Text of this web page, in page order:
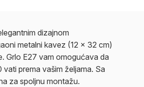
dizajnom
metalni kavez (12 x 32 cm)
Grlo E27 vam omogućava da
prema vašim željama. Sa
za spoljnu montažu.